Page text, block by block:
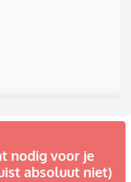
nodig voor je
absoluut niet)